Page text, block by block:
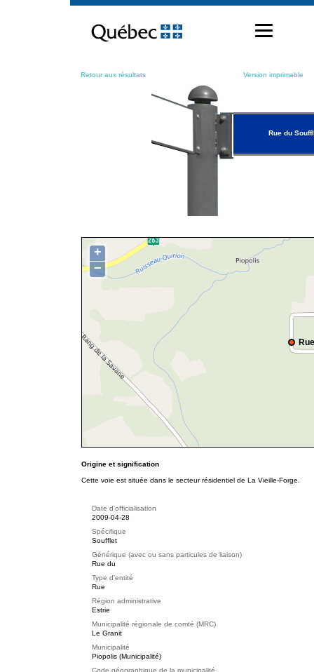
contenu
Retour aux résultats Version imprimable
Rue du
+
−
Origine et signification
Cette voie est située dans le secteur résidentiel de La Vieille-Forge.
Date d'officialisation
2009-04-28
Spécifique
Soufflet
Générique (avec ou sans particules de liaison)
Rue du
Type d'entité
Rue
Région administrative
Estrie
Municipalité régionale de comté (MRC)
Le Granit
Municipalité
Piopolis (Municipalité)
Code géographique de la municipalité